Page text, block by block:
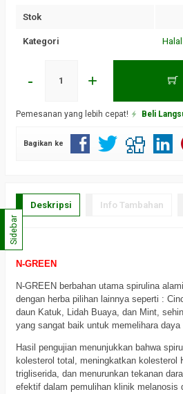
Stok
Kategori
- +
Pemesanan yang lebih cepat! Beli
Bagikan ke
Deskripsi Info Tambahan
N-GREEN
N-GREEN berbahan utama spirulina
dengan herba pilihan lainnya seperti :
daun Katuk, Lidah Buaya, dan Mint,
yang sangat baik untuk memelihara daya
Hasil pengujian menunjukkan bahwa
kolesterol total, meningkatkan kolesterol
trigliserida, dan menurunkan tekanan
efektif dalam pemulihan klinik melanosis
Sidebar